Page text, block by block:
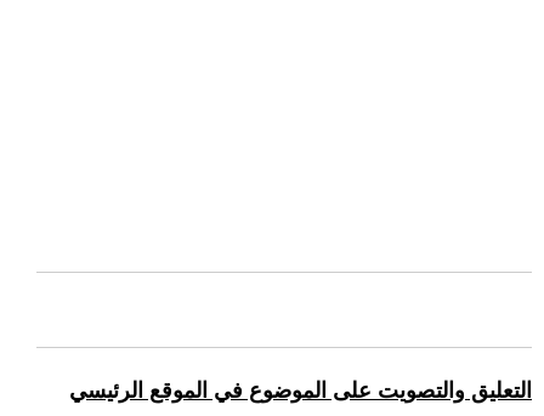
التعليق والتصويت على الموضوع في الموقع الرئيسي